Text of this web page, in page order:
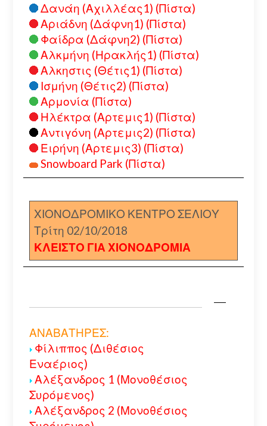
Δανάη (Αχιλλέας1) (Πίστα)
Αριάδνη (Δάφνη1) (Πίστα)
Φαίδρα (Δάφνη2) (Πίστα)
Αλκμήνη (Ηρακλής1) (Πίστα)
Αλκηστις (Θέτις1) (Πίστα)
Ισμήνη (Θέτις2) (Πίστα)
Αρμονία (Πίστα)
Ηλέκτρα (Αρτεμις1) (Πίστα)
Αντιγόνη (Αρτεμις2) (Πίστα)
Ειρήνη (Αρτεμις3) (Πίστα)
Snowboard Park (Πίστα)
ΧΙΟΝΟΔΡΟΜΙΚΟ ΚΕΝΤΡΟ ΣΕΛΙΟΥ
Τρίτη 02/10/2018
ΚΛΕΙΣΤΟ ΓΙΑ ΧΙΟΝΟΔΡΟΜΙΑ
ΑΝΑΒΑΤΗΡΕΣ:
Φίλιππος (Διθέσιος
Εναέριος)
Αλέξανδρος 1 (Μονοθέσιος
Συρόμενος)
Αλέξανδρος 2 (Μονοθέσιος